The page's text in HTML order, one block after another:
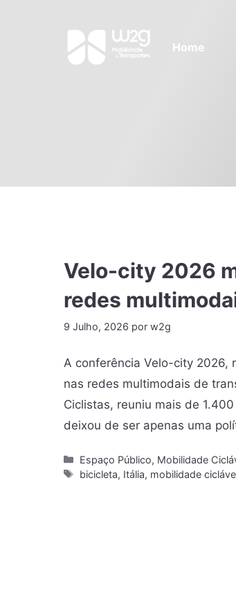
Home
Velo-city 2026
redes
9 Julho, 2026 por w2g
A conferência Velo-city 2026,
nas redes multimodais de
Ciclistas, reuniu mais de
deixou de ser apenas uma
Espaço Público, Mobilidade
bicicleta, Itália, mobilidade